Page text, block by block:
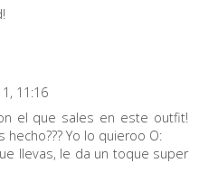
11:16
el que sales en este outfit!
Yo lo quieroo O:
llevas, le da un toque super